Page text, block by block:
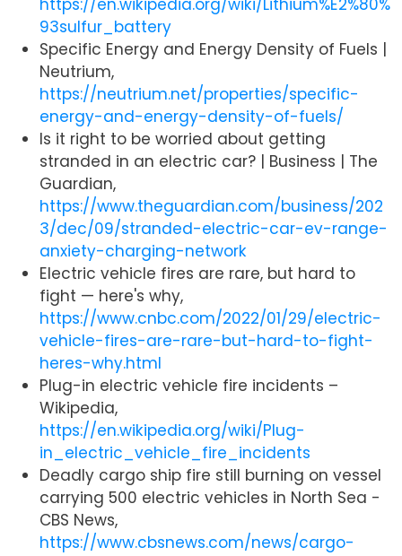
https://en.wikipedia.org/wiki/Lithium%E2%80%
93sulfur_battery
Specific Energy and Energy Density of Fuels |
Neutrium,
https://neutrium.net/properties/specific-
energy-and-energy-density-of-fuels/
Is it right to be worried about getting
stranded in an electric car? | Business | The
Guardian,
https://www.theguardian.com/business/202
3/dec/09/stranded-electric-car-ev-range-
anxiety-charging-network
Electric vehicle fires are rare, but hard to
fight — here's why,
https://www.cnbc.com/2022/01/29/electric-
vehicle-fires-are-rare-but-hard-to-fight-
heres-why.html
Plug-in electric vehicle fire incidents –
Wikipedia,
https://en.wikipedia.org/wiki/Plug-
in_electric_vehicle_fire_incidents
Deadly cargo ship fire still burning on vessel
carrying 500 electric vehicles in North Sea -
CBS News,
https://www.cbsnews.com/news/cargo-